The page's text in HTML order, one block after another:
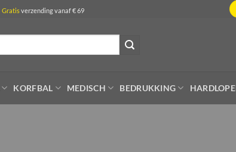
Gratis verzending vanaf € 69
KORFBAL MEDISCH BEDRUKKING